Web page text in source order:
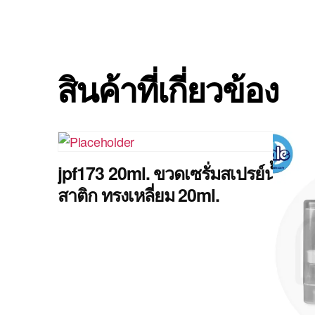
สินค้าที่เกี่ยวข้อง
jpf173 20ml. ขวดเซรั่มสเปรย์น้ำหอ
สาติก ทรงเหลี่ยม 20ml.